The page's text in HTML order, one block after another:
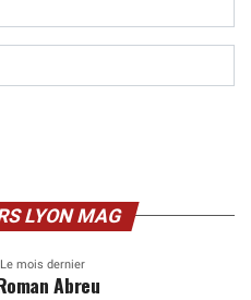
LYON MAG
Le mois dernier
Abreu